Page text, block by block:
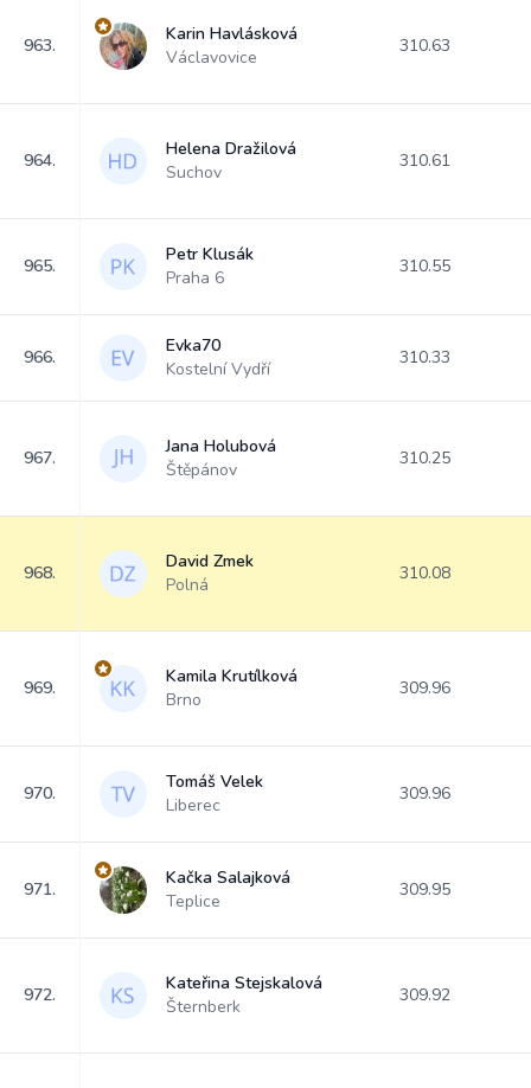
963.
Karin Havlásková
Václavovice
310.63
964.
Helena Dražilová
Suchov
310.61
965.
Petr Klusák
Praha 6
310.55
966.
Evka70
Kostelní Vydří
310.33
967.
Jana Holubová
Štěpánov
310.25
968.
David Zmek
Polná
310.08
969.
Kamila Krutílková
Brno
309.96
970.
Tomáš Velek
Liberec
309.96
971.
Kačka Salajková
Teplice
309.95
972.
Kateřina Stejskalová
Šternberk
309.92